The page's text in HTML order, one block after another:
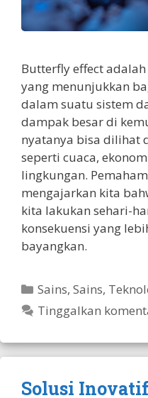
Butterfly effect
yang menunjukkan
dalam suatu sistem
dampak besar di
nyatanya bisa dilihat
seperti cuaca,
lingkungan.
mengajarkan kita
kita lakukan sehari-
konsekuensi yang
bayangkan.
Kategori
Sains,Sains,
Tinggalkan
Solusi